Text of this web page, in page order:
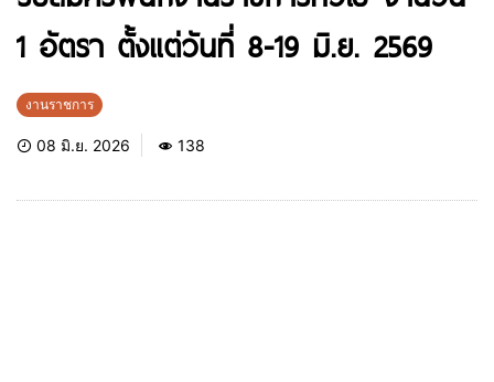
1 อัตรา ตั้งแต่วันที่ 8-19 มิ.ย. 2569
งานราชการ
08 มิ.ย. 2026 138